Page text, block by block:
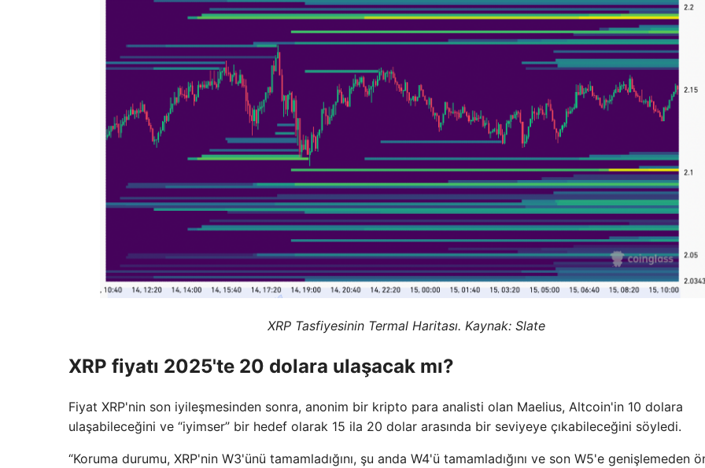
XRP Tasfiyesinin Termal Haritası. Kaynak: Slate
XRP fiyatı 2025'te 20 dolara ulaşacak mı?
Fiyat XRP'nin son iyileşmesinden sonra, anonim bir kripto para analisti olan Maelius, Altcoin'in 10 dolara
ulaşabileceğini ve “iyimser” bir hedef olarak 15 ila 20 dolar arasında bir seviyeye çıkabileceğini söyledi.
“Koruma durumu, XRP'nin W3'ünü tamamladığını, şu anda W4'ü tamamladığını ve son W5'e genişlemeden